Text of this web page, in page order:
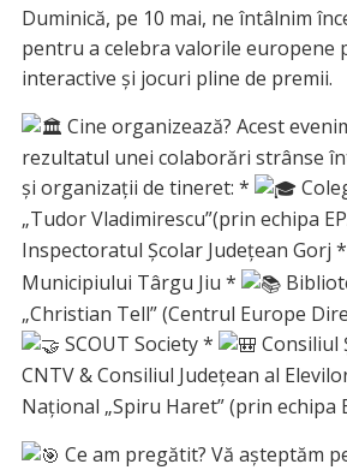
Duminică, pe 10 mai, ne întâlnim
pentru a celebra valorile europene
interactive și jocuri pline de premii.
Cine organizează? Acest
rezultatul unei colaborări strânse
și organizații de tineret: *
„Tudor Vladimirescu”(prin echipa
Inspectoratul Școlar Județean Gorj *
Municipiului Târgu Jiu *
„Christian Tell” (Centrul Europe
SCOUT Society *
Consiliul
CNTV & Consiliul Județean al
Național „Spiru Haret” (prin echipa
Ce am pregătit? Vă așteptăm